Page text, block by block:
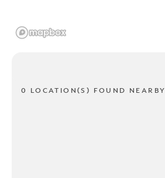
0 LOCATION(S) FOUND NEARBY